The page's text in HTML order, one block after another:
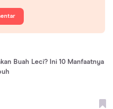
Buah Leci? Ini 10 Manfaatnya